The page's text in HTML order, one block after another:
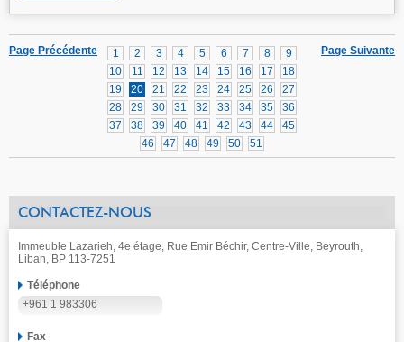
Page Suivante
1 2 3 4 5 6 7 8
9
10
11 12 13 14 15 16 17
18
19
20 21 22 23 24 25 26
27
28
29 30 31 32 33 34 35
36
37
38 39 40 41 42 43 44
45
46
47 48 49 50 51
Page Précédente
CONTACTEZ-NOUS
Immeuble Lazarieh, 4e étage, Rue Emir Béchir, Centre-Ville, Beyrouth,
Liban, BP 113-7251
Téléphone
+961 1 983306
Fax